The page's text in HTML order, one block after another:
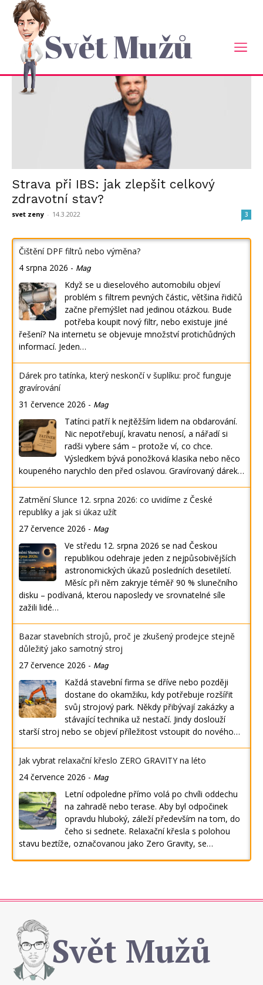
Svět Mužů
Domů Tagy
štítek: strava
Strava při IBS: jak zlepšit celkový
zdravotní stav?
svet zeny - 14.3.2022 3
Čištění DPF filtrů nebo výměna?
4 srpna 2026 - Mag
Když se u dieselového automobilu objeví
problém s filtrem pevných částic, většina řidičů
začne přemýšlet nad jedinou otázkou. Bude
potřeba koupit nový filtr, nebo existuje jiné
řešení? Na internetu se objevuje množství protichůdných
informací. Jeden…
Dárek pro tatínka, který neskončí v šuplíku: proč funguje
gravírování
31 července 2026 - Mag
Tatínci patří k nejtěžším lidem na obdarování.
Nic nepotřebují, kravatu nenosí, a nářadí si
radši vybere sám – protože ví, co chce.
Výsledkem bývá ponožková klasika nebo něco
koupeného narychlo den před oslavou. Gravírovaný dárek…
Zatmění Slunce 12. srpna 2026: co uvidíme z České
republiky a jak si úkaz užít
27 července 2026 - Mag
Ve středu 12. srpna 2026 se nad Českou
republikou odehraje jeden z nejpůsobivějších
astronomických úkazů posledních desetiletí.
Měsíc při něm zakryje téměř 90 % slunečního
disku – podívaná, kterou naposledy ve srovnatelné síle
zažili lidé…
Bazar stavebních strojů, proč je zkušený prodejce stejně
důležitý jako samotný stroj
27 července 2026 - Mag
Každá stavební firma se dříve nebo později
dostane do okamžiku, kdy potřebuje rozšířit
svůj strojový park. Někdy přibývají zakázky a
stávající technika už nestačí. Jindy doslouží
starší stroj nebo se objeví příležitost vstoupit do nového…
Jak vybrat relaxační křeslo ZERO GRAVITY na léto
24 července 2026 - Mag
Letní odpoledne přímo volá po chvíli oddechu
na zahradě nebo terase. Aby byl odpočinek
opravdu hluboký, záleží především na tom, do
čeho si sednete. Relaxační křesla s polohou
stavu beztíže, označovanou jako Zero Gravity, se…
Svět Mužů